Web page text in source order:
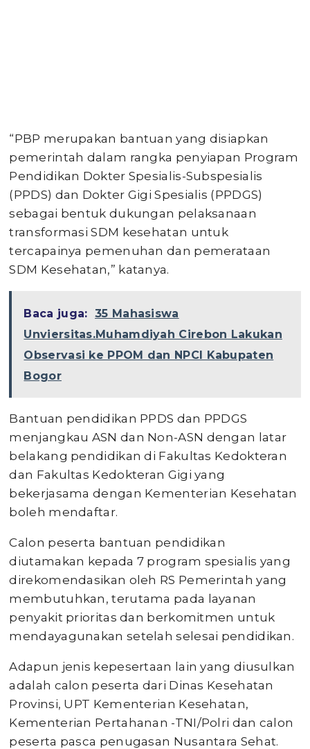
“PBP merupakan bantuan yang disiapkan
pemerintah dalam rangka penyiapan Program
Pendidikan Dokter Spesialis-Subspesialis
(PPDS) dan Dokter Gigi Spesialis (PPDGS)
sebagai bentuk dukungan pelaksanaan
transformasi SDM kesehatan untuk
tercapainya pemenuhan dan pemerataan
SDM Kesehatan,” katanya.
Baca juga: 35 Mahasiswa
Unviersitas.Muhamdiyah Cirebon Lakukan
Observasi ke PPOM dan NPCI Kabupaten
Bogor
Bantuan pendidikan PPDS dan PPDGS
menjangkau ASN dan Non-ASN dengan latar
belakang pendidikan di Fakultas Kedokteran
dan Fakultas Kedokteran Gigi yang
bekerjasama dengan Kementerian Kesehatan
boleh mendaftar.
Calon peserta bantuan pendidikan
diutamakan kepada 7 program spesialis yang
direkomendasikan oleh RS Pemerintah yang
membutuhkan, terutama pada layanan
penyakit prioritas dan berkomitmen untuk
mendayagunakan setelah selesai pendidikan.
Adapun jenis kepesertaan lain yang diusulkan
adalah calon peserta dari Dinas Kesehatan
Provinsi, UPT Kementerian Kesehatan,
Kementerian Pertahanan -TNI/Polri dan calon
peserta pasca penugasan Nusantara Sehat.